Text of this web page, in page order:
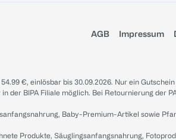
AGB Impressum
€, einlösbar bis 30.09.2026. Nur ein
der BIPA Filiale möglich. Bei Retournierung der
Baby-Premium-Artikel sowie
Produkte, Säuglingsanfangsnahrung,